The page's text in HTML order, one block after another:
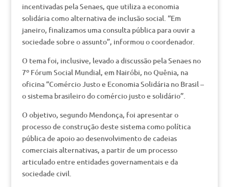
incentivadas pela Senaes, que utiliza a economia
solidária como alternativa de inclusão social. “Em
janeiro, finalizamos uma consulta pública para ouvir a
sociedade sobre o assunto”, informou o coordenador.
O tema foi, inclusive, levado a discussão pela Senaes no
7º Fórum Social Mundial, em Nairóbi, no Quênia, na
oficina “Comércio Justo e Economia Solidária no Brasil –
o sistema brasileiro do comércio justo e solidário”.
O objetivo, segundo Mendonça, foi apresentar o
processo de construção deste sistema como política
pública de apoio ao desenvolvimento de cadeias
comerciais alternativas, a partir de um processo
articulado entre entidades governamentais e da
sociedade civil.